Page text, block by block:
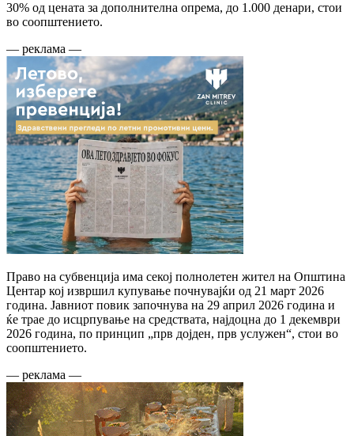
30% од цената за дополнителна опрема, до 1.000 денари, стои
во соопштението.
— реклама —
Право на субвенција има секој полнолетен жител на Општина
Центар кој извршил купување почнувајќи од 21 март 2026
година. Јавниот повик започнува на 29 април 2026 година и
ќе трае до исцрпување на средствата, најдоцна до 1 декември
2026 година, по принцип „прв дојден, прв услужен“, стои во
соопштението.
— реклама —